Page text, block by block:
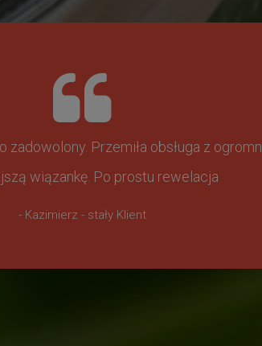
Przemiła obsługa z
wiązankę. Po prostu rewelacja
- Kazimierz - stały Klient